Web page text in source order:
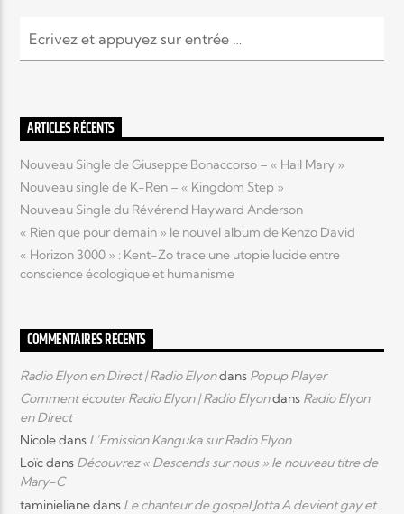
TITRE
ARTISTE
Radio Elyon
Elyon Hits
Elyon Live
ARTICLES RÉCENTS
Nouveau Single de Giuseppe Bonaccorso – « Hail Mary »
Nouveau single de K-Ren – « Kingdom Step »
Nouveau Single du Révérend Hayward Anderson
« Rien que pour demain » le nouvel album de Kenzo David
« Horizon 3000 » : Kent-Zo trace une utopie lucide entre
conscience écologique et humanisme
COMMENTAIRES RÉCENTS
Radio Elyon en Direct | Radio Elyondans Popup Player
Comment écouter Radio Elyon | Radio Elyondans Radio Elyon
en Direct
Nicoledans L’Emission Kanguka sur Radio Elyon
Loïcdans Découvrez « Descends sur nous » le nouveau titre de
Mary-C
taminielianedans Le chanteur de gospel Jotta A devient gay et